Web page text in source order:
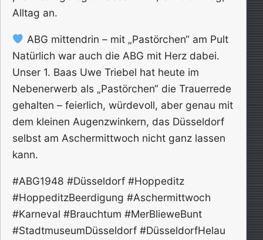
Alltag an.
ABG mittendrin – mit „Pastörchen“ am Pult
Natürlich war auch die ABG mit Herz dabei.
Unser 1. Baas Uwe Triebel hat heute im
Nebenerwerb als „Pastörchen“ die Trauerrede
gehalten – feierlich, würdevoll, aber genau mit
dem kleinen Augenzwinkern, das Düsseldorf
selbst am Aschermittwoch nicht ganz lassen
kann.
#ABG1948 #Düsseldorf #Hoppeditz
#HoppeditzBeerdigung #Aschermittwoch
#Karneval #Brauchtum #MerBlieweBunt
#StadtmuseumDüsseldorf #DüsseldorfHelau